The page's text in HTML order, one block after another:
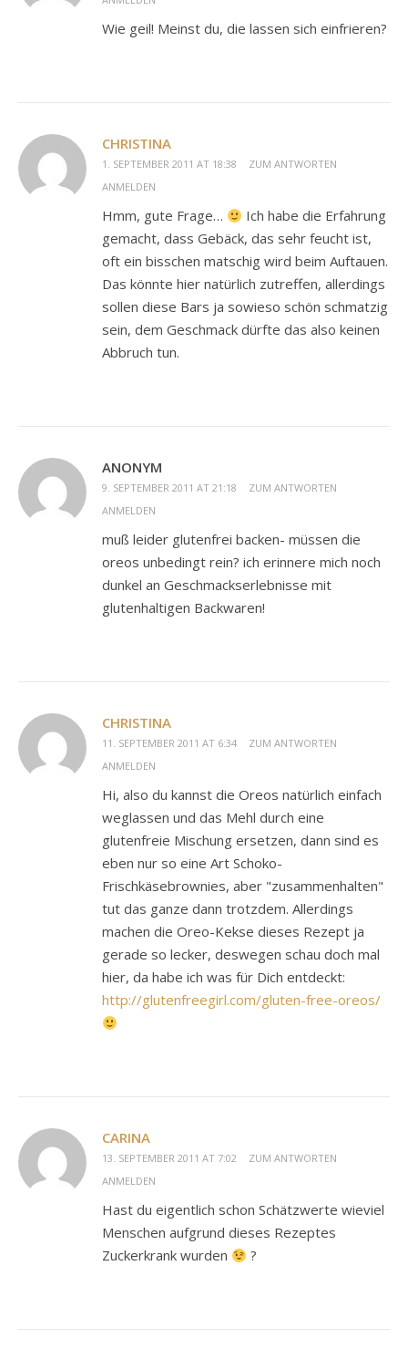
Wie geil! Meinst du, die lassen sich einfrieren?
CHRISTINA
1. SEPTEMBER 2011 AT 18:38
ZUM ANTWORTEN
ANMELDEN
Hmm, gute Frage…
Ich habe die Erfahrung
gemacht, dass Gebäck, das sehr feucht ist,
oft ein bisschen matschig wird beim Auftauen.
Das könnte hier natürlich zutreffen, allerdings
sollen diese Bars ja sowieso schön schmatzig
sein, dem Geschmack dürfte das also keinen
Abbruch tun.
ANONYM
9. SEPTEMBER 2011 AT 21:18
ZUM ANTWORTEN
ANMELDEN
muß leider glutenfrei backen- müssen die
oreos unbedingt rein? ich erinnere mich noch
dunkel an Geschmackserlebnisse mit
glutenhaltigen Backwaren!
CHRISTINA
11. SEPTEMBER 2011 AT 6:34
ZUM ANTWORTEN
ANMELDEN
Hi, also du kannst die Oreos natürlich einfach
weglassen und das Mehl durch eine
glutenfreie Mischung ersetzen, dann sind es
eben nur so eine Art Schoko-
Frischkäsebrownies, aber "zusammenhalten"
tut das ganze dann trotzdem. Allerdings
machen die Oreo-Kekse dieses Rezept ja
gerade so lecker, deswegen schau doch mal
hier, da habe ich was für Dich entdeckt:
http://glutenfreegirl.com/gluten-free-oreos/
CARINA
13. SEPTEMBER 2011 AT 7:02
ZUM ANTWORTEN
ANMELDEN
Hast du eigentlich schon Schätzwerte wieviel
Menschen aufgrund dieses Rezeptes
Zuckerkrank wurden
?